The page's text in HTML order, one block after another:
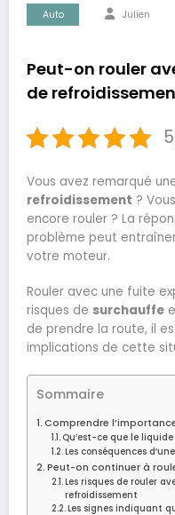
Auto Julien
Peut-on rouler
de
Vous avez remarqué
refroidissement ?
encore rouler ? La
problème peut
votre moteur.
Rouler avec une fuite
risques de surchauffe
de prendre la route, il
implications de cette
Sommaire
Comprendre
Qu’est-ce que le
Les conséquences
Peut-on continuer à
Les risques de rouler
refroidissement
Les signes indiquant